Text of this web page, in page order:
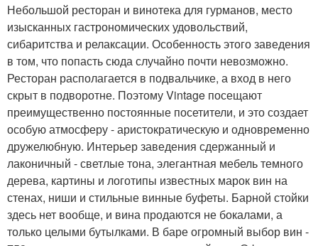
Небольшой ресторан и винотека для гурманов, место
изысканных гастрономических удовольствий,
сибаритства и релаксации. Особенность этого заведения
в том, что попасть сюда случайно почти невозможно.
Ресторан располагается в подвальчике, а вход в него
скрыт в подворотне. Поэтому Vintage посещают
преимущественно постоянные посетители, и это создает
особую атмосферу - аристократическую и одновременно
дружелюбную. Интерьер заведения сдержанный и
лаконичный - светлые тона, элегантная мебель темного
дерева, картины и логотипы известных марок вин на
стенах, ниши и стильные винные буфеты. Барной стойки
здесь нет вообще, и вина продаются не бокалами, а
только целыми бутылками. В баре огромный выбор вин -